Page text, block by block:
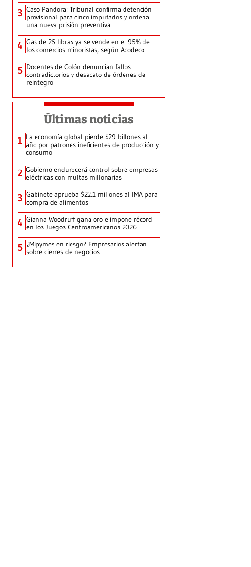
3 Caso Pandora: Tribunal confirma detención
provisional para cinco imputados y ordena
una nueva prisión preventiva
4 Gas de 25 libras ya se vende en el 95% de
los comercios minoristas, según Acodeco
5 Docentes de Colón denuncian fallos
contradictorios y desacato de órdenes de
reintegro
Últimas noticias
1 La economía global pierde $29 billones al
año por patrones ineficientes de producción y
consumo
2 Gobierno endurecerá control sobre empresas
eléctricas con multas millonarias
3 Gabinete aprueba $22.1 millones al IMA para
compra de alimentos
4 Gianna Woodruff gana oro e impone récord
en los Juegos Centroamericanos 2026
5 ¿Mipymes en riesgo? Empresarios alertan
sobre cierres de negocios